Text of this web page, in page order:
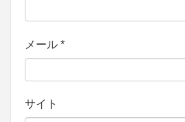
メール *
サイト